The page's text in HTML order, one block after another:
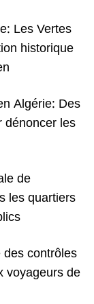
Les Vertes
historique
Algérie: Des
les
de
les quartiers
des contrôles
voyageurs de